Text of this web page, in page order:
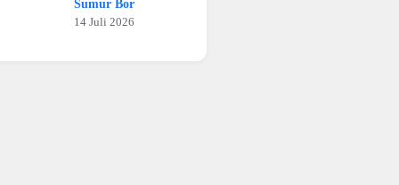
Sumur Bor
14 Juli 2026